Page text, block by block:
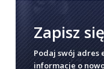
Zapisz
Podaj swój adres
informacje o